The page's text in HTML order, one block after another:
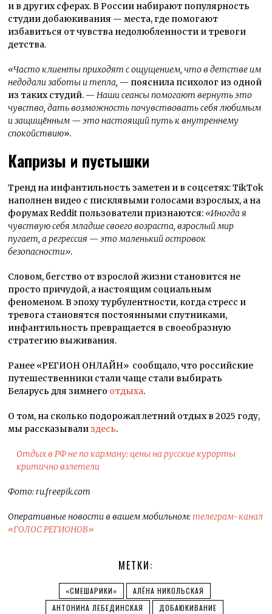
и в других сферах. В России набирают популярность
студии добаюкивания — места, где помогают
избавиться от чувства недолюбленности и тревоги
детства.
«Часто клиенты приходят с ощущением, что в детстве им
недодали заботы и тепла, — пояснила психолог из одной
из таких студий. — Наши сеансы помогают вернуть это
чувство, дать возможность почувствовать себя любимым
и защищённым — это настоящий путь к внутреннему
спокойствию».
Капризы и пустышки
Тренд на инфантильность заметен и в соцсетях: TikTok
наполнен видео с писклявыми голосами взрослых, а на
форумах Reddit пользователи признаются:«Иногда я
чувствую себя младше своего возраста, взрослый мир
пугает, а регрессия — это маленький островок
безопасности».
Словом, бегство от взрослой жизни становится не
просто причудой, а настоящим социальным
феноменом. В эпоху турбулентности, когда стресс и
тревога становятся постоянными спутниками,
инфантильность превращается в своеобразную
стратегию выживания.
Ранее «РЕГИОН ОНЛАЙН» сообщало, что российские
путешественники стали чаще стали выбирать
Беларусь для зимнего отдыха.
О том, на сколько подорожал летний отдых в 2025 году,
мы рассказывали здесь.
Отдых в РФ не по карману: цены на русские курорты
критично взлетели
Фото: ru.freepik.com
Оперативные новости в вашем мобильном:телеграм-канал
«ГОЛОС РЕГИОНОВ»
МЕТКИ:
«СМЕШАРИКИ»
АЛЁНА НИКОЛЬСКАЯ
АНТОНИНА ЛЕБЕДИНСКАЯ
ДОБАЮКИВАНИЕ